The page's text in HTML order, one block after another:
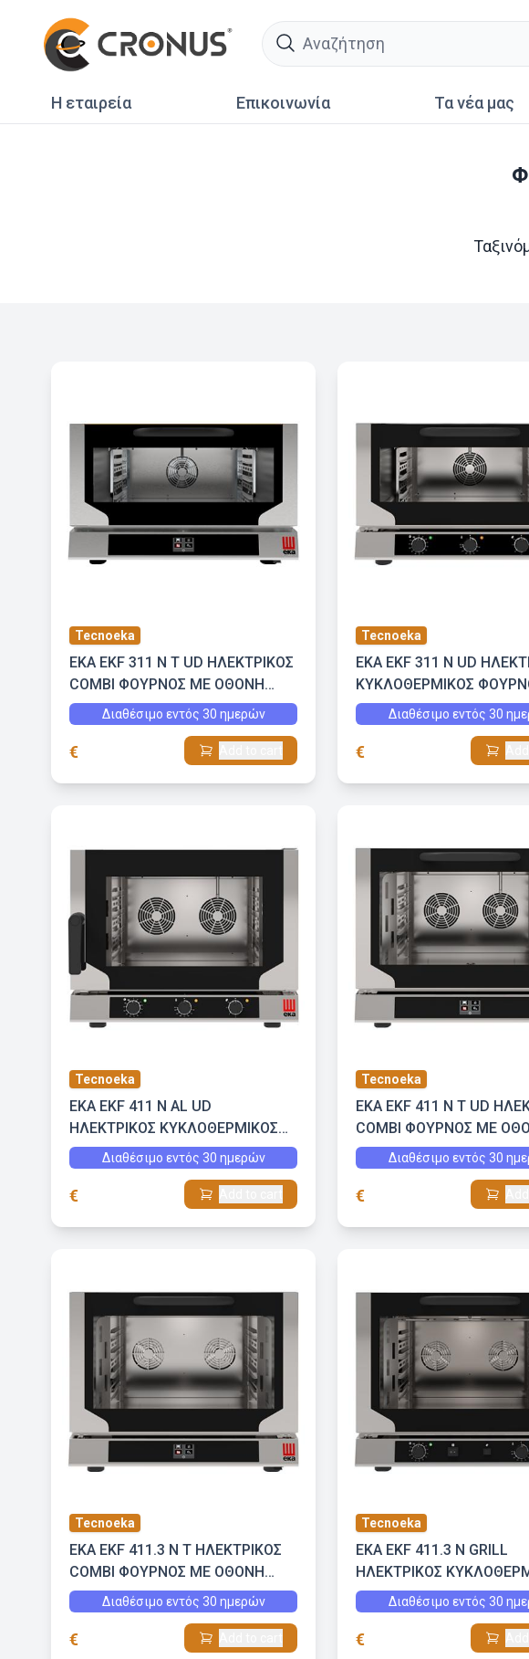
search
Η εταιρεία Επικοινωνία Τα νέα μας
Tecnoeka
EKA EKF 311 N T UD ΗΛΕΚΤΡΙΚΟΣ
COMBI ΦΟΥΡΝΟΣ ΜΕ ΟΘΟΝΗ
ΑΦΗΣ ΚΑΙ ΕΜΜΕΣΗ ΥΓΡΑΣΙΑ
Διαθέσιμο εντός 30 ημερών
€
Tecnoeka
EKA EKF 311 N UD
ΚΥΚΛΟΘΕΡΜΙΚΟΣ
ΕΜΜΕΣΗ ΥΓΡΑΣΙΑ
Διαθέσιμο εντός 30
€
Tecnoeka
EKA EKF 411 N AL UD
ΗΛΕΚΤΡΙΚΟΣ ΚΥΚΛΟΘΕΡΜΙΚΟΣ
ΦΟΥΡΝΟΣ ΜΕ ΕΜΜΕΣΗ ΥΓΡΑΣΙΑ
Διαθέσιμο εντός 30 ημερών
€
Tecnoeka
EKA EKF 411 N T UD
COMBI ΦΟΥΡΝΟΣ ΜΕ
ΑΦΗΣ ΚΑΙ ΕΜΜΕΣΗ
Διαθέσιμο εντός 30
€
Tecnoeka
EKA EKF 411.3 N T ΗΛΕΚΤΡΙΚΟΣ
COMBI ΦΟΥΡΝΟΣ ΜΕ ΟΘΟΝΗ
ΑΦΗΣ ΚΑΙ ΕΜΜΕΣΗ ΥΓΡΑΣΙΑ
Διαθέσιμο εντός 30 ημερών
€
Tecnoeka
EKA EKF 411.3 N GRILL
ΗΛΕΚΤΡΙΚΟΣ
ΦΟΥΡΝΟΣ ΜΕ GRILL ΚΑΙ
ΥΓΡΑΣΙΑ
Διαθέσιμο εντός 30
€